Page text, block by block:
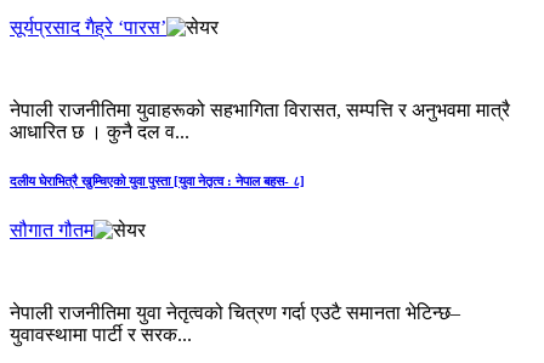
सूर्यप्रसाद गैह्रे ‘पारस’
नेपाली राजनीतिमा युवाहरूको सहभागिता विरासत, सम्पत्ति र अनुभवमा मात्रै
आधारित छ । कुनै दल व...
दलीय घेराभित्रै खुम्चिएको युवा पुस्ता [युवा नेतृत्व : नेपाल बहस- ८]
सौगात गौतम
नेपाली राजनीतिमा युवा नेतृत्वको चित्रण गर्दा एउटै समानता भेटिन्छ–
युवावस्थामा पार्टी र सरक...